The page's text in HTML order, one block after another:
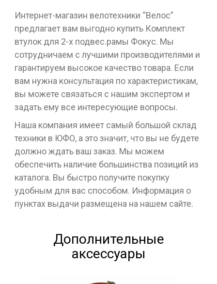
Интернет-магазин велотехники “Велос”
предлагает вам выгодно купить Комплект
втулок для 2-х подвес.рамы Фокус. Мы
сотрудничаем с лучшими производителями и
гарантируем высокое качество товара. Если
вам нужна консультация по характеристикам,
вы можете связаться с нашим экспертом и
задать ему все интересующие вопросы.
Наша компания имеет самый большой склад
техники в ЮФО, а это значит, что вы не будете
должно ждать ваш заказ. Мы можем
обеспечить наличие большинства позиций из
каталога. Вы быстро получите покупку
удобным для вас способом. Информация о
пунктах выдачи размещена на нашем сайте.
Дополнительные
аксессуары